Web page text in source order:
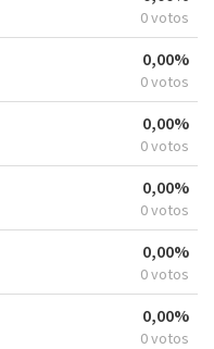
0 votos
0,00%
0 votos
0,00%
0 votos
0,00%
0 votos
0,00%
0 votos
0,00%
0 votos